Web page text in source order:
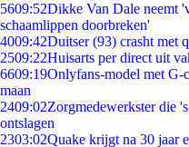
5609:52Dikke Van Dale neemt
schaamlippen doorbreken'
4009:42Duitser (93) crasht met
2509:22Huisarts per direct uit
6609:19Onlyfans-model met G-
maan
2409:02Zorgmedewerkster die
ontslagen
2303:02Quake krijgt na 30 jaar